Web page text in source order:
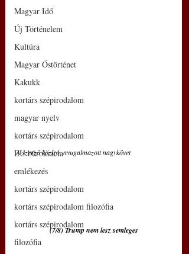
Magyar Idő
Új Történelem
Kultúra
Magyar Őstörténet
Kakukk
kortárs szépirodalom
magyar nyelv
kortárs szépirodalom
EU bürokrácia
emlékezés
kortárs szépirodalom
kortárs szépirodalom filozófia
kortárs szépirodalom
filozófia
A szerző közíró, nyugalmazott nagykövet
(7/8) Trump nem lesz semleges